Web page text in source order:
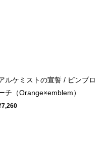
ルケミストの宣誓 / ピンブロ
チ（Orange×emblem）